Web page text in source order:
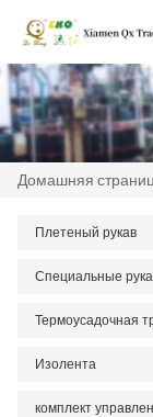
Домашняя
Плетеный рукав
Специальные
Термоусадочная
Изолента